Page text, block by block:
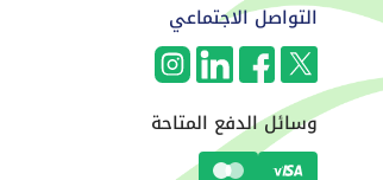
التواصل الاجتماعي
وسائل الدفع المتاحة